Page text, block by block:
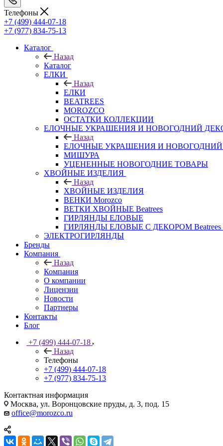
Телефоны
+7 (499) 444-07-18
+7 (977) 834-75-13
Каталог
Назад
Каталог
ЕЛКИ
Назад
ЕЛКИ
BEATREES
MOROZCO
ОСТАТКИ КОЛЛЕКЦИИ
ЕЛОЧНЫЕ УКРАШЕНИЯ И НОВОГОДНИЙ
Назад
ЕЛОЧНЫЕ УКРАШЕНИЯ И НОВОГОДНИЙ
МИШУРА
УЦЕНЕННЫЕ НОВОГОДНИЕ ТОВАРЫ
ХВОЙНЫЕ ИЗДЕЛИЯ
Назад
ХВОЙНЫЕ ИЗДЕЛИЯ
ВЕНКИ Morozco
ВЕТКИ ХВОЙНЫЕ Beatrees
ГИРЛЯНДЫ ЕЛОВЫЕ
ГИРЛЯНДЫ ЕЛОВЫЕ С ДЕКОРОМ Beatrees
ЭЛЕКТРОГИРЛЯНДЫ
Бренды
Компания
Назад
Компания
О компании
Лицензии
Новости
Партнеры
Контакты
Блог
+7 (499) 444-07-18
Назад
Телефоны
+7 (499) 444-07-18
+7 (977) 834-75-13
Контактная информация
Москва, ул. Воронцовские пруды, д. 3, под. 15
office@morozco.ru